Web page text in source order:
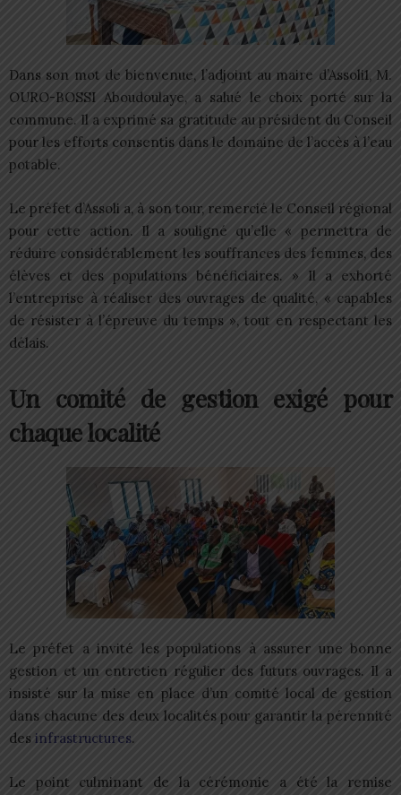
Dans son mot de bienvenue, l’adjoint au maire d’Assoli1, M.
OURO-BOSSI Aboudoulaye, a salué le choix porté sur la
commune. Il a exprimé sa gratitude au président du Conseil
pour les efforts consentis dans le domaine de l’accès à l’eau
potable.
Le préfet d’Assoli a, à son tour, remercié le Conseil régional
pour cette action. Il a souligné qu’elle « permettra de
réduire considérablement les souffrances des femmes, des
élèves et des populations bénéficiaires. » Il a exhorté
l’entreprise à réaliser des ouvrages de qualité, « capables
de résister à l’épreuve du temps », tout en respectant les
délais.
Un comité de gestion exigé pour
chaque localité
Le préfet a invité les populations à assurer une bonne
gestion et un entretien régulier des futurs ouvrages. Il a
insisté sur la mise en place d’un comité local de gestion
dans chacune des deux localités pour garantir la pérennité
des infrastructures.
Le point culminant de la cérémonie a été la remise